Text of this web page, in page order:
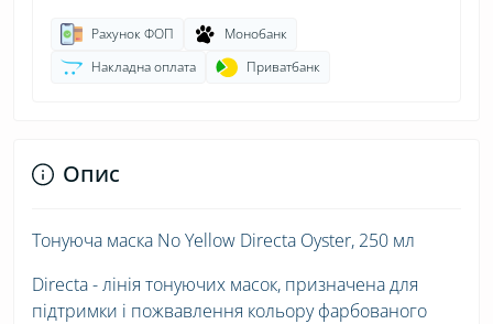
Рахунок ФОП
Монобанк
Накладна оплата
Приватбанк
Опис
Тонуюча маска No Yellow Directa Oyster, 250 мл
Directa - лінія тонуючих масок, призначена для
підтримки і пожвавлення кольору фарбованого